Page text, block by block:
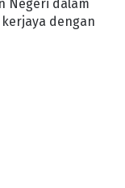
Negeri dalam
dengan